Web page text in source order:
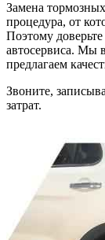
Замена
процедура, от
Поэтому
автосервиса. Мы
предлагаем
Звоните,
затрат.